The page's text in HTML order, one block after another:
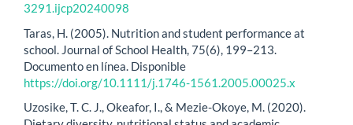
3291.ijcp20240098
Taras, H. (2005). Nutrition and student performance at
school. Journal of School Health, 75(6), 199–213.
Documento en línea. Disponible
https://doi.org/10.1111/j.1746-1561.2005.00025.x
Uzosike, T. C. J., Okeafor, I., & Mezie-Okoye, M. (2020).